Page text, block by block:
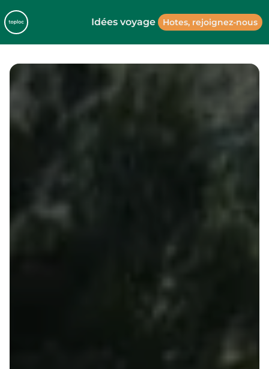
Idées voyage Hotes, rejoignez-nous